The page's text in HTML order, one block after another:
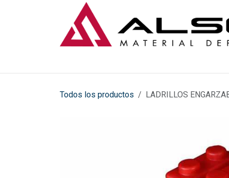
Todos los productos LADRILLOS